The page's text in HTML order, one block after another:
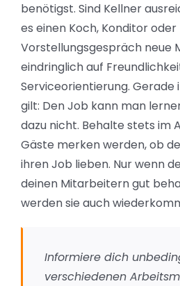
benötigst. Sind Kellner
es einen Koch, Konditor
Vorstellungsgespräch neue
eindringlich auf
Serviceorientierung. Gerade
gilt: Den Job kann man
dazu nicht. Behalte stets im
Gäste merken werden, ob
ihren Job lieben. Nur wenn
deinen Mitarbeitern gut
werden sie auch
Informiere dich
verschiedenen